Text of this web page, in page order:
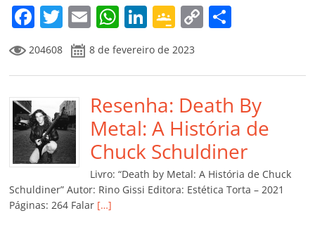
F
a
c
e
b
o
o
k
T
w
itt
er
E
m
ai
l
W
at
s
A
p
p
Li
k
e
dI
n
G
o
o
gl
e
Cl
a
ss
ro
C
y
Li
n
k
p
ar
til
h
ar
204608 8 de fevereiro de 2023
Resenha: Death By
Metal: A História de
Chuck Schuldiner
Livro: “Death by Metal: A História de Chuck
Schuldiner” Autor: Rino Gissi Editora: Estética Torta – 2021
Páginas: 264 Falar […]